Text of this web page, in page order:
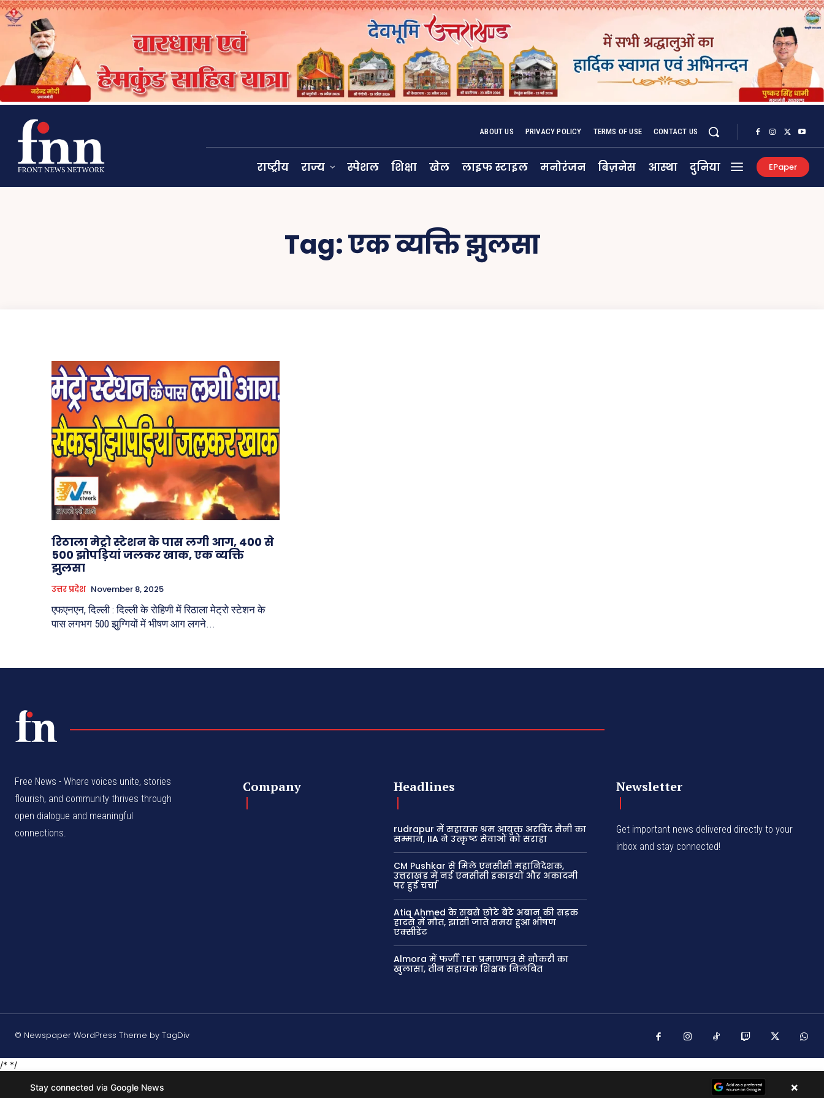
ABOUT US PRIVACY POLICY TERMS OF USE CONTACT US
राष्ट्रीय राज्य स्पेशल शिक्षा खेल लाइफ स्टाइल मनोरंजन बिज़नेस आस्था दुनिया EPaper
Tag:एक व्यक्ति झुलसा
रिठाला मेट्रो स्टेशन के पास लगी आग, 400 से
500 झोपड़ियां जलकर खाक, एक व्यक्ति
झुलसा
उत्तर प्रदेश November 8, 2025
एफएनएन, दिल्ली : दिल्ली के रोहिणी में रिठाला मेट्रो स्टेशन के
पास लगभग 500 झुग्गियों में भीषण आग लगने...
Free News - Where voices unite, stories
flourish, and community thrives through
open dialogue and meaningful
connections.
Company Headlines
rudrapur में सहायक श्रम आयुक्त अरविंद सैनी का
सम्मान, IIA ने उत्कृष्ट सेवाओं को सराहा
CM Pushkar से मिले एनसीसी महानिदेशक,
उत्तराखंड में नई एनसीसी इकाइयों और अकादमी
पर हुई चर्चा
Atiq Ahmed के सबसे छोटे बेटे अबान की सड़क
हादसे में मौत, झांसी जाते समय हुआ भीषण
एक्सीडेंट
Almora में फर्जी TET प्रमाणपत्र से नौकरी का
खुलासा, तीन सहायक शिक्षक निलंबित
Newsletter
Get important news delivered directly to your
inbox and stay connected!
© Newspaper WordPress Theme by TagDiv
Stay connected via Google News ×
/* */